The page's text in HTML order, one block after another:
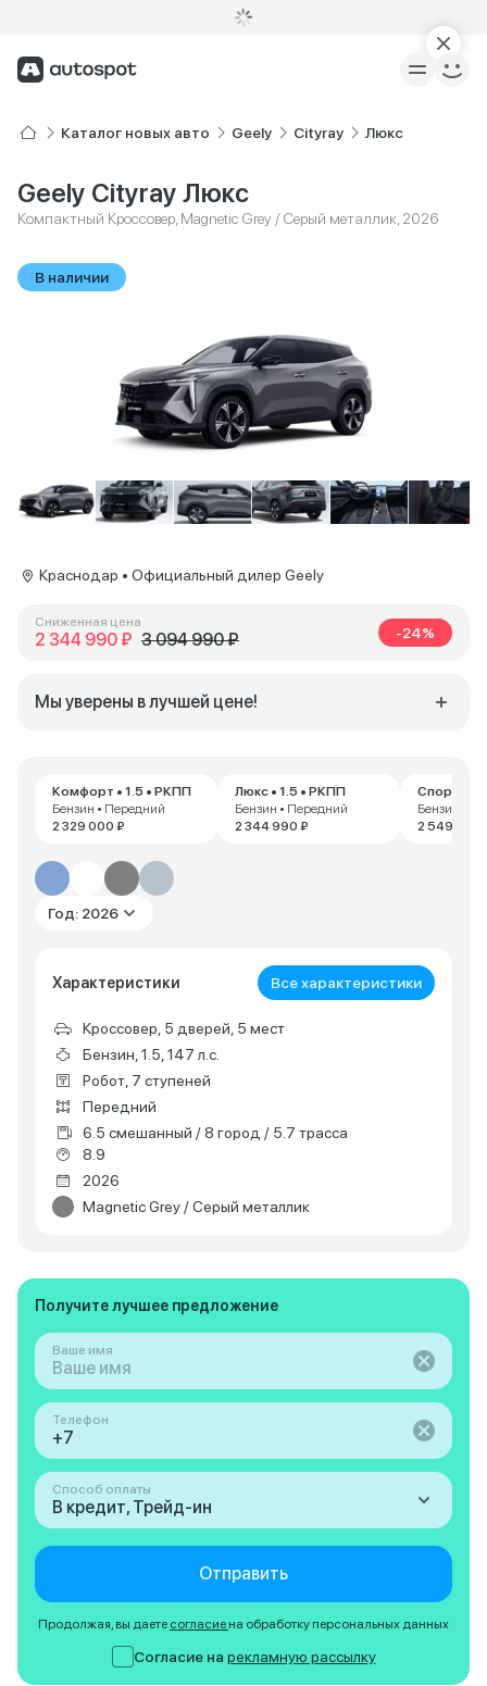
Каталог новых авто Geely Cityray Люкс
Geely Cityray Люкс
Компактный Кроссовер, Magnetic Grey / Серый металлик, 2026
В наличии
Комфорт • 1.5 • РКПП
Бензин • Передний
2 329 000 ₽
Люкс • 1.5 • РКПП
Бензин • Передний
2 344 990 ₽
Спорт •
Бензин •
2 549 990
Год: 2026
Характеристики Все характеристики
Кроссовер, 5 дверей, 5 мест
Бензин, 1.5, 147 л.с.
Робот, 7 ступеней
Передний
6.5 смешанный / 8 город / 5.7 трасса
8.9
2026
Magnetic Grey / Серый металлик
Краснодар • Официальный дилер Geely
Сниженная цена
2 344 990 ₽ 3 094 990 ₽ -24%
Мы уверены в лучшей цене!
Получите лучшее предложение
Ваше имя
Телефон
Способ оплаты
В кредит, Трейд-ин
Отправить
Продолжая, вы даете согласие на обработку персональных данных
Согласие на рекламную рассылку